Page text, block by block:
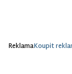
ReklamaKoupit